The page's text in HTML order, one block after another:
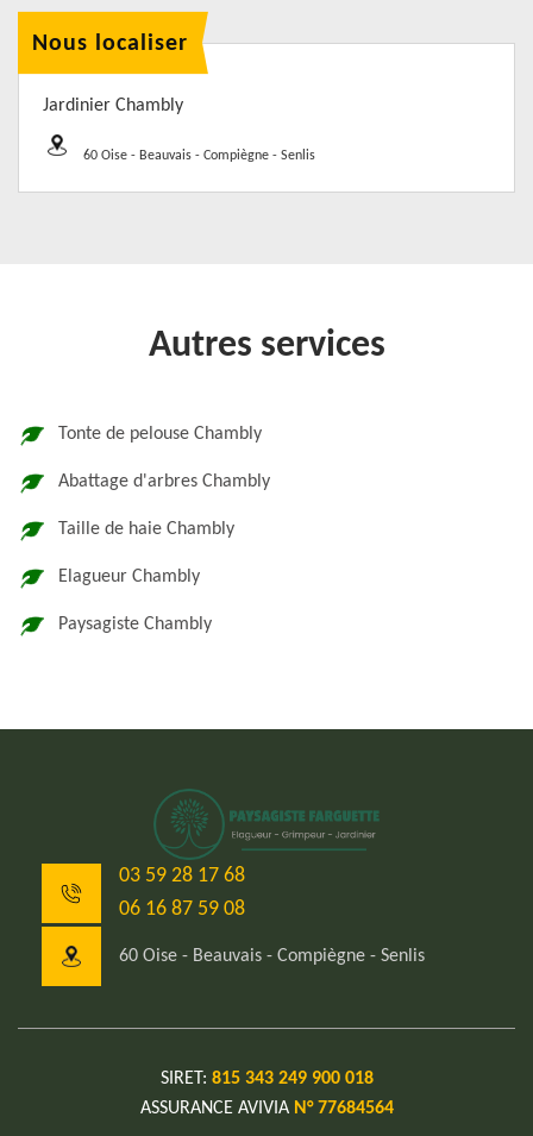
Nous localiser
Jardinier Chambly
60 Oise - Beauvais - Compiègne - Senlis
Autres services
Tonte de pelouse Chambly
Abattage d'arbres Chambly
Taille de haie Chambly
Elagueur Chambly
Paysagiste Chambly
03 59 28 17 68
06 16 87 59 08
60 Oise - Beauvais - Compiègne - Senlis
SIRET: 815 343 249 900 018
ASSURANCE AVIVIA N° 77684564